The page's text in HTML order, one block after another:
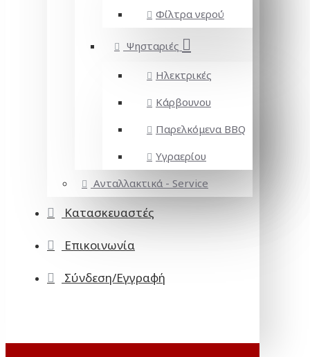
Φίλτρα νερού
Ψησταριές
Ηλεκτρικές
Κάρβουνου
Παρελκόμενα BBQ
Υγραερίου
Ανταλλακτικά - Service
Κατασκευαστές
Επικοινωνία
Σύνδεση/Εγγραφή